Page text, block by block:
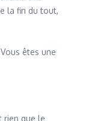
la fin du tout,
êtes une
rien que le